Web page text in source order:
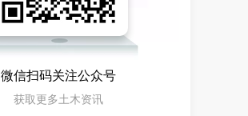
微信扫码关注公众号
获取更多土木资讯